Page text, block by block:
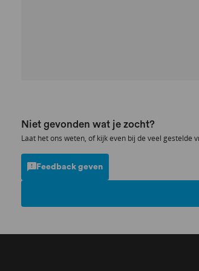
Niet gevonden wat je zocht?
Laat het ons weten, of kijk even bij de veel gestelde
Feedback geven